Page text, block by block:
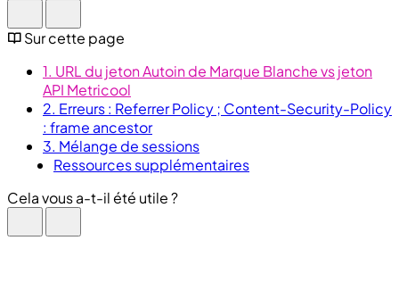
Sur cette page
1. URL du jeton Autoin de Marque Blanche vs jeton
API Metricool
2. Erreurs : Referrer Policy ; Content-Security-Policy
: frame ancestor
3. Mélange de sessions
Ressources supplémentaires
Cela vous a-t-il été utile ?